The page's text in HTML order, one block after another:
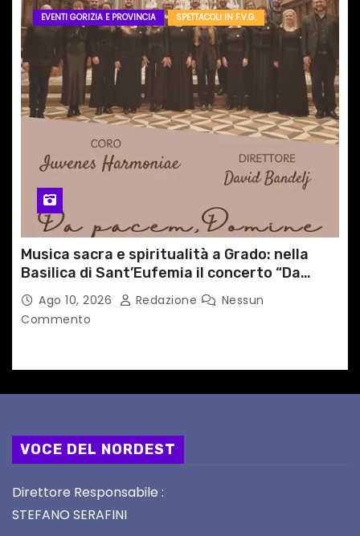
EVENTI GORIZIA E PROVINCIA SPETTACOLI IN F.V.G.
Musica sacra e spiritualità a Grado: nella
Basilica di Sant’Eufemia il concerto “Da
pacem, Domine”
Ago 10, 2026 Redazione
Nessun
Commento
VOCE DEL NORDEST
Direttore Responsabile :
STEFANO SERAFINI